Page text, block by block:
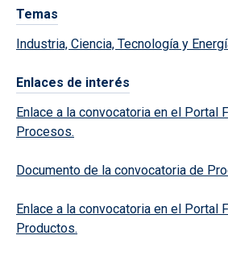
Temas
Industria, Ciencia, Tecnología y
Enlaces de interés
Enlace a la convocatoria en el Portal
Procesos.
Documento de la convocatoria de
Enlace a la convocatoria en el Portal
Productos.